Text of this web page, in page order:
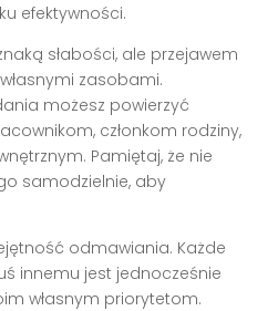
efektywności.
słabości, ale przejawem
zasobami.
możesz powierzyć
członkom rodziny,
Pamiętaj, że nie
samodzielnie, aby
odmawiania. Każde
innemu jest jednocześnie
własnym priorytetom.